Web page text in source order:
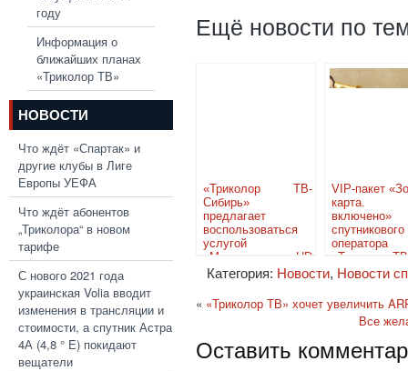
году
Информация о
ближайших планах
«Триколор ТВ»
НОВОСТИ
Что ждёт «Спартак» и
другие клубы в Лиге
Европы УЕФА
Что ждёт абонентов
„Триколора“ в новом
тарифе
С нового 2021 года
украинская Volia вводит
изменения в трансляции и
стоимости, а спутник Астра
4А (4,8 ° E) покидают
вещатели
Ещё новости по
«Триколор ТВ-
Сибирь»
предлагает
воспользоваться
услугой
«Максимум HD
Сибирь»
VIP-пакет
карта.
спутникового
оператора
«Триколор
Категория: Новости, Новости
« «Триколор ТВ» хочет увеличить
Все
Оставить